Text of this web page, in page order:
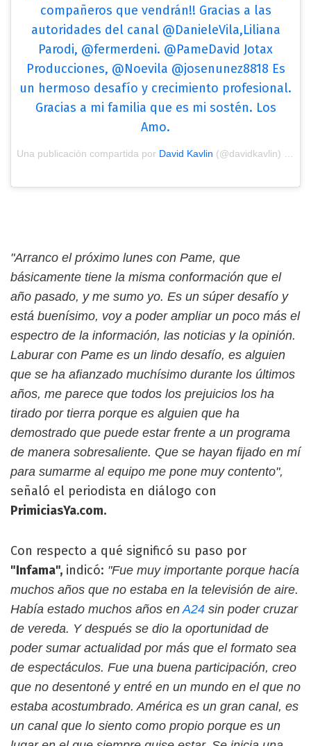
compañeros que vendrán!! Gracias a las
autoridades del canal @DanieleVila,Liliana
Parodi, @fermerdeni. @PameDavid Jotax
Producciones, @Noevila @josenunez8818 Es
un hermoso desafío y crecimiento profesional.
Gracias a mi familia que es mi sostén. Los
Amo.
Una publicación compartida por David Kavlin (@davidkavlin) el
"Arranco el próximo lunes con Pame, que
básicamente tiene la misma conformación que el
año pasado, y me sumo yo. Es un súper desafío y
está buenísimo, voy a poder ampliar un poco más el
espectro de la información, las noticias y la opinión.
Laburar con Pame es un lindo desafío, es alguien
que se ha afianzado muchísimo durante los últimos
años, me parece que todos los prejuicios los ha
tirado por tierra porque es alguien que ha
demostrado que puede estar frente a un programa
de manera sobresaliente. Que se hayan fijado en mí
para sumarme al equipo me pone muy contento",
señaló el periodista en diálogo con
PrimiciasYa.com.
Con respecto a qué significó su paso por
"Infama", indicó: "Fue muy importante porque hacía
muchos años que no estaba en la televisión de aire.
Había estado muchos años enA24 sin poder cruzar
de vereda. Y después se dio la oportunidad de
poder sumar actualidad por más que el formato sea
de espectáculos. Fue una buena participación, creo
que no desentoné y entré en un mundo en el que no
estaba acostumbrado. América es un gran canal, es
un canal que lo siento como propio porque es un